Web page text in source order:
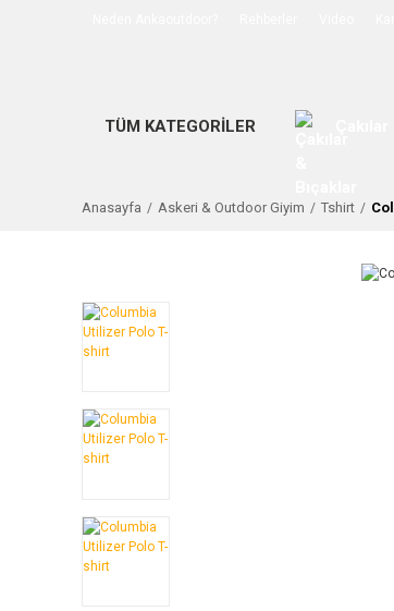
TÜM KATEGORİLER
Anasayfa Askeri & Outdoor Giyim Tshirt